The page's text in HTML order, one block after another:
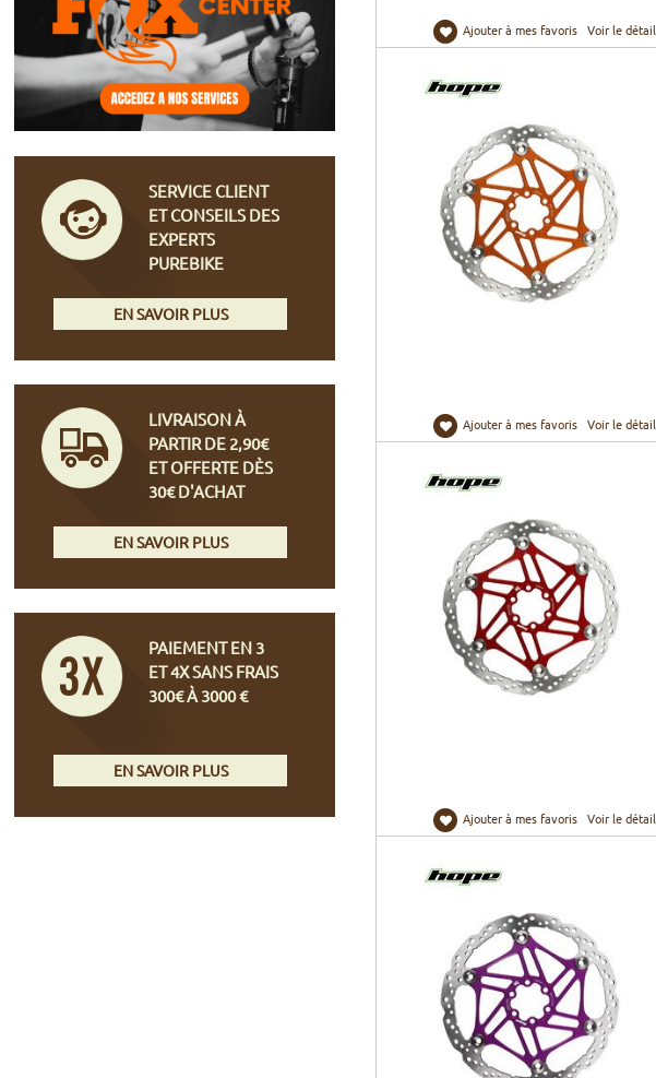
Ajouter à mes favoris Voir le détail
Ajouter à mes favoris Voir le détail
Ajouter à mes favoris Voir le détail
SERVICE CLIENT
ET CONSEILS DES
EXPERTS
PUREBIKE
EN SAVOIR PLUS
LIVRAISON À
PARTIR DE 2,90€
ET OFFERTE DÈS
30€ D'ACHAT
EN SAVOIR PLUS
PAIEMENT EN 3
ET 4X SANS FRAIS
300€ À 3000 €
EN SAVOIR PLUS